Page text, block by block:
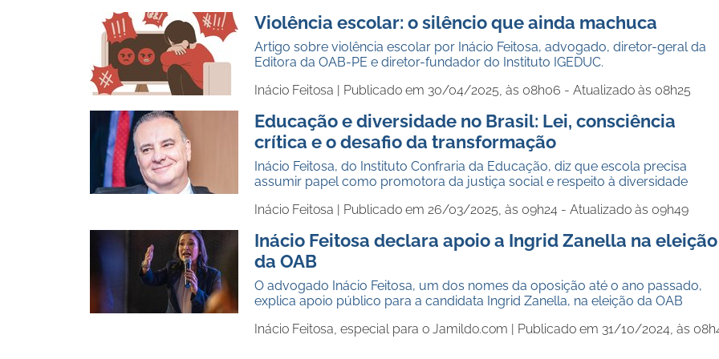
Violência escolar: o silêncio que ainda machuca
Artigo sobre violência escolar por Inácio Feitosa, advogado, diretor-geral da
Editora da OAB-PE e diretor-fundador do Instituto IGEDUC.
Inácio Feitosa | Publicado em 30/04/2025, às 08h06 - Atualizado às 08h25
Educação e diversidade no Brasil: Lei, consciência
crítica e o desafio da transformação
Inácio Feitosa, do Instituto Confraria da Educação, diz que escola precisa
assumir papel como promotora da justiça social e respeito à diversidade
Inácio Feitosa | Publicado em 26/03/2025, às 09h24 - Atualizado às 09h49
Inácio Feitosa declara apoio a Ingrid Zanella na eleição
da OAB
O advogado Inácio Feitosa, um dos nomes da oposição até o ano passado,
explica apoio público para a candidata Ingrid Zanella, na eleição da OAB
Inácio Feitosa, especial para o Jamildo.com | Publicado em 31/10/2024, às